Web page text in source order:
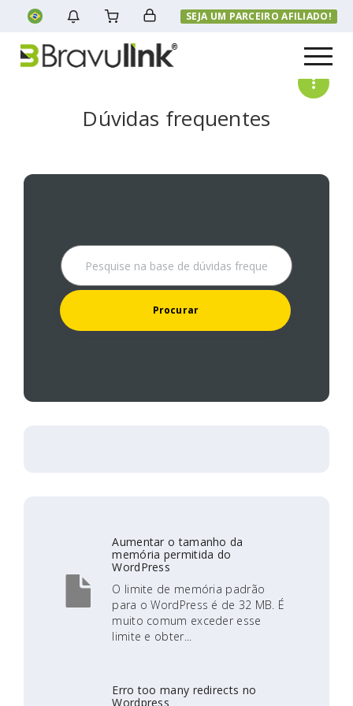
SEJA UM PARCEIRO AFILIADO!
Menu
Dúvidas frequentes
Aumentar o tamanho da
memória permitida do
WordPress
O limite de memória padrão
para o WordPress é de 32 MB. É
muito comum exceder esse
limite e obter...
Erro too many redirects no
Wordpress